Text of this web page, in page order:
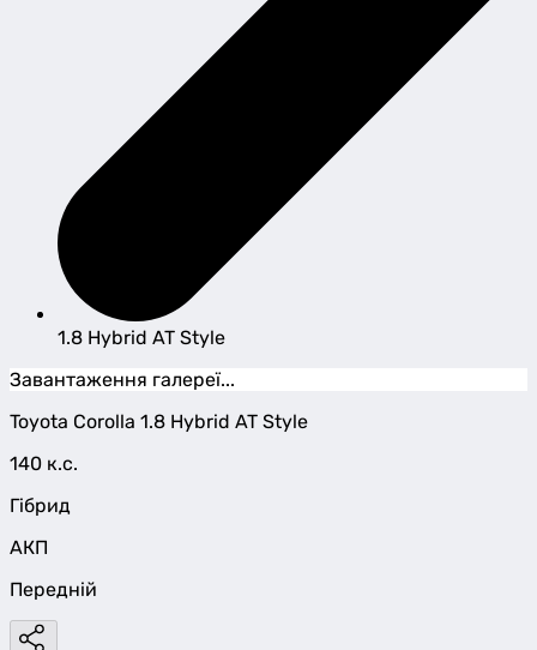
1.8 Hybrid AT Style
Завантаження галереї...
Toyota Corolla 1.8 Hybrid AT Style
140 к.с.
Гібрид
АКП
Передній